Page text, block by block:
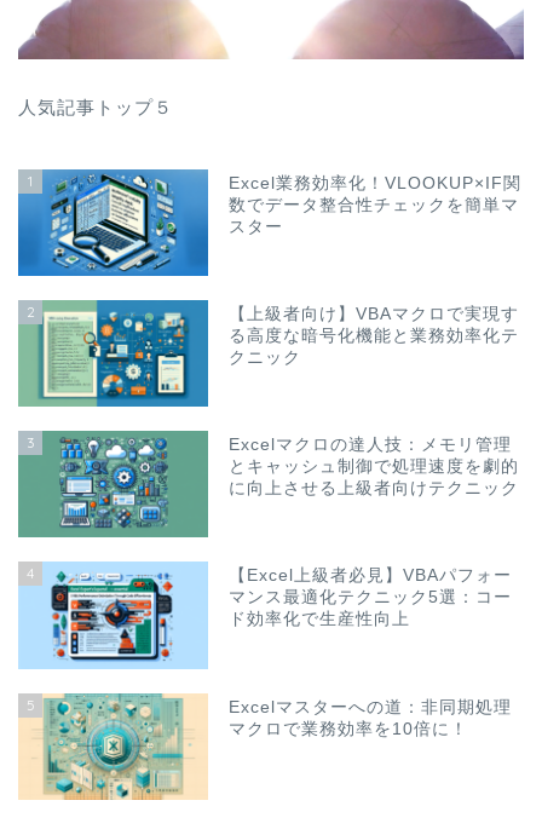
人気記事トップ５
1
Excel業務効率化！VLOOKUP×IF関
数でデータ整合性チェックを簡単マ
スター
2
【上級者向け】VBAマクロで実現す
る高度な暗号化機能と業務効率化テ
クニック
3
Excelマクロの達人技：メモリ管理
とキャッシュ制御で処理速度を劇的
に向上させる上級者向けテクニック
4
【Excel上級者必見】VBAパフォー
マンス最適化テクニック5選：コー
ド効率化で生産性向上
5
Excelマスターへの道：非同期処理
マクロで業務効率を10倍に！